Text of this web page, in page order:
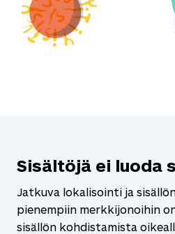
Sisältöjä ei luoda
Jatkuva lokalisointi ja
pienempiin merkkijonoihin
sisällön kohdistamista